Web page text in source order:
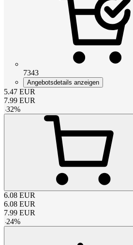
7343
Angebotsdetails anzeigen
5.47 EUR
7.99 EUR
-32%
6.08 EUR
6.08 EUR
7.99 EUR
-24%